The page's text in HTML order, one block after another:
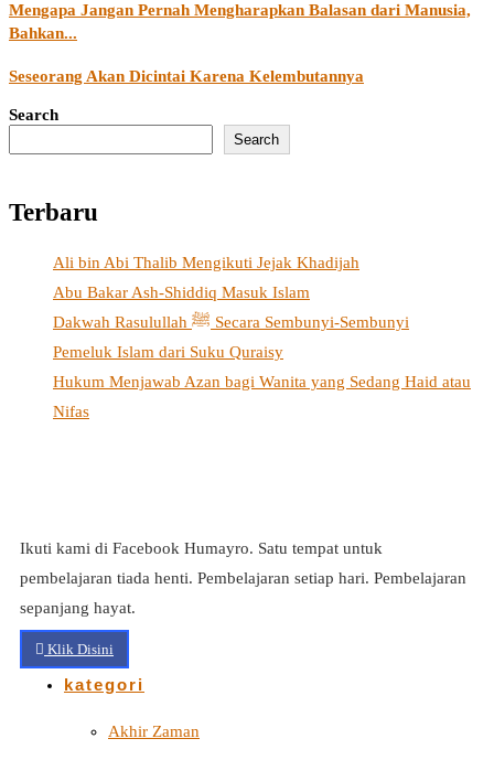
Mengapa Jangan Pernah Mengharapkan Balasan dari Manusia,
Bahkan...
Seseorang Akan Dicintai Karena Kelembutannya
Search
Search
Terbaru
Ali bin Abi Thalib Mengikuti Jejak Khadijah
Abu Bakar Ash-Shiddiq Masuk Islam
Dakwah Rasulullah ﷺ Secara Sembunyi-Sembunyi
Pemeluk Islam dari Suku Quraisy
Hukum Menjawab Azan bagi Wanita yang Sedang Haid atau
Nifas
Ikuti kami di Facebook Humayro. Satu tempat untuk
pembelajaran tiada henti. Pembelajaran setiap hari. Pembelajaran
sepanjang hayat.
Klik Disini
kategori
Akhir Zaman